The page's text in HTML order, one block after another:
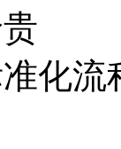
化流